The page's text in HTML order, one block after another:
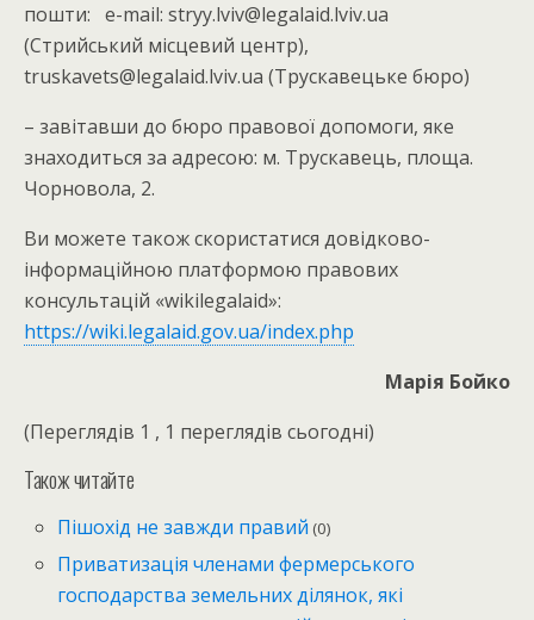
пошти: е-mail: stryy.lviv@legalaid.lviv.ua
(Стрийський місцевий центр),
truskavets@legalaid.lviv.ua (Трускавецьке бюро)
– завітавши до бюро правової допомоги, яке
знаходиться за адресою: м. Трускавець, площа.
Чорновола, 2.
Ви можете також скористатися довідково-
інформаційною платформою правових
консультацій «wikilegalaid»:
https://wiki.legalaid.gov.ua/index.php
Марія Бойко
(Переглядів 1 , 1 переглядів сьогодні)
Також читайте
Пішохід не завжди правий (0)
Приватизація членами фермерського
господарства земельних ділянок, які